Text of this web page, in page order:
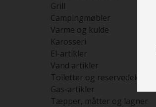
Grill
Campingmøbler
Varme og kulde
Karosseri
El-artikler
Vand artikler
Toiletter og reservedele
Gas-artikler
Tæpper, måtter og lagner